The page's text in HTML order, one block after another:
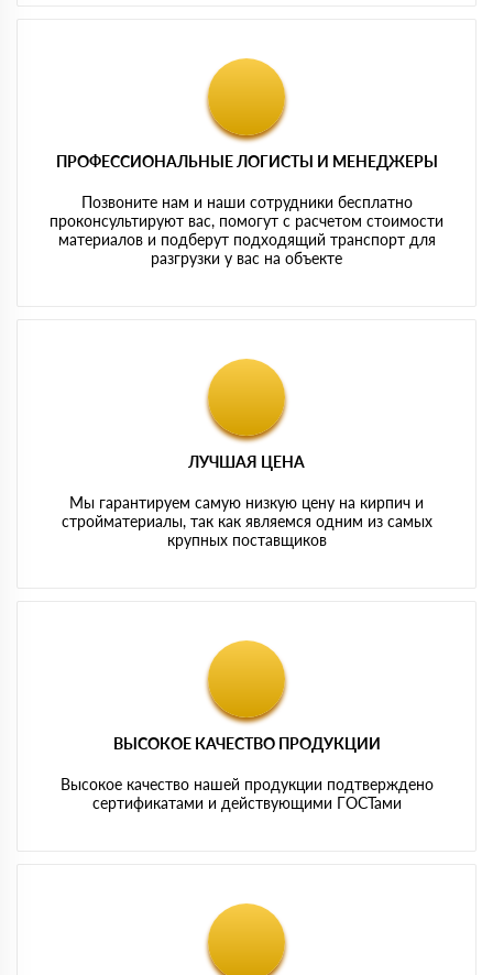
ПРОФЕССИОНАЛЬНЫЕ ЛОГИСТЫ И МЕНЕДЖЕРЫ
Позвоните нам и наши сотрудники бесплатно
проконсультируют вас, помогут с расчетом стоимости
материалов и подберут подходящий транспорт для
разгрузки у вас на объекте
ЛУЧШАЯ ЦЕНА
Мы гарантируем самую низкую цену на кирпич и
стройматериалы, так как являемся одним из самых
крупных поставщиков
ВЫСОКОЕ КАЧЕСТВО ПРОДУКЦИИ
Высокое качество нашей продукции подтверждено
сертификатами и действующими ГОСТами